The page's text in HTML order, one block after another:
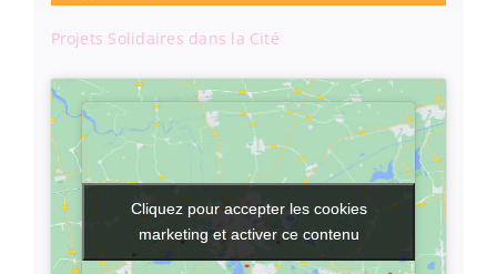
Projets Solidaires dans la Cité
Cliquez pour accepter les cookies
marketing et activer ce contenu
Cliquez pour accepter les cookies
marketing et activer ce contenu